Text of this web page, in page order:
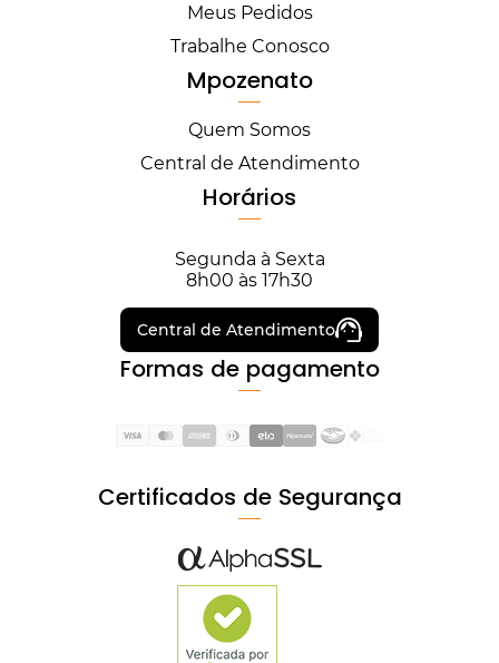
Meus Pedidos
Trabalhe Conosco
Mpozenato
Quem Somos
Central de Atendimento
Horários
Segunda à Sexta
8h00 às 17h30
Central de Atendimento
Formas de pagamento
Certificados de Segurança